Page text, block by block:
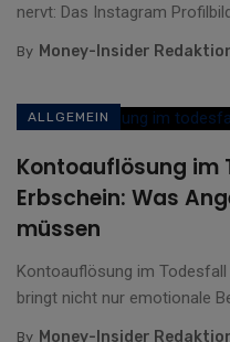
nervt: Das Instagram
By Money-Insider
ALLGEMEIN
Kontoauflösung im
Erbschein: Was
müssen
Kontoauflösung im
bringt nicht nur emotionale
By Money-Insider